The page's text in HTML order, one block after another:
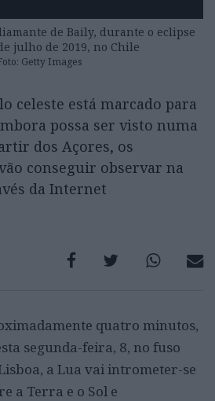
de Baily, durante o eclipse
julho de 2019, no Chile
Getty Images
celeste está marcado para
possa ser visto numa
dos Açores, os
conseguir observar na
da Internet
quatro minutos,
segunda-feira, 8, no fuso
a Lua vai intrometer-se
a Terra e o Sol e